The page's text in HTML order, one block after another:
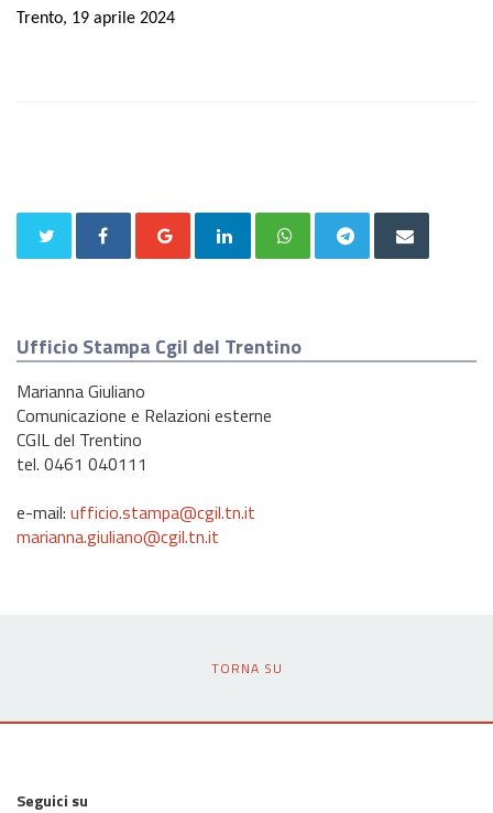
Trento, 19 aprile 2024
Ufficio Stampa Cgil del Trentino
Marianna Giuliano
Comunicazione e Relazioni esterne
CGIL del Trentino
tel. 0461 040111
e-mail: ufficio.stampa@cgil.tn.it
marianna.giuliano@cgil.tn.it
TORNA SU
Seguici su